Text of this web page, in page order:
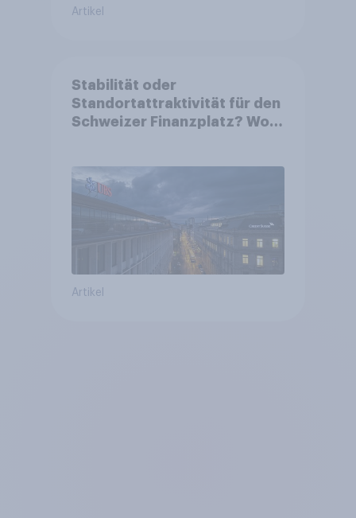
Artikel
Stabilität oder
Standortattraktivität für den
Schweizer Finanzplatz? Wo
von Grossbanken steht
Artikel